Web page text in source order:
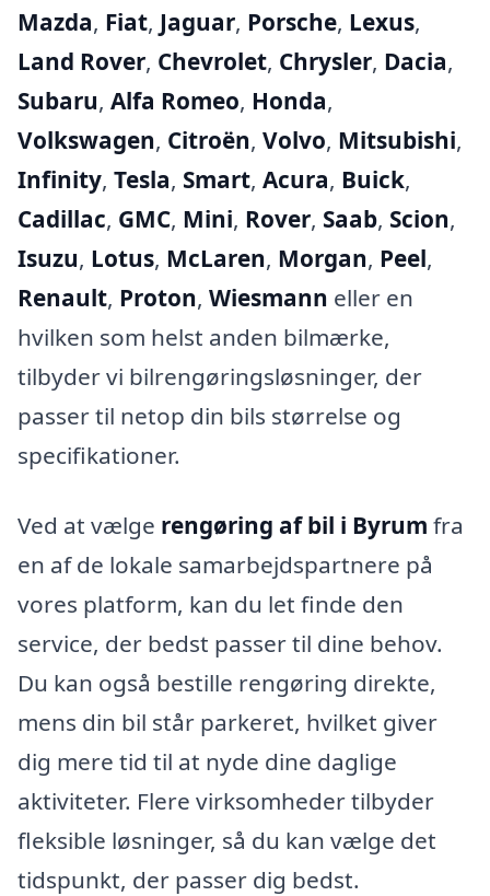
Mazda, Fiat, Jaguar, Porsche, Lexus,
Land Rover, Chevrolet, Chrysler, Dacia,
Subaru, Alfa Romeo, Honda,
Volkswagen, Citroën, Volvo, Mitsubishi,
Infinity, Tesla, Smart, Acura, Buick,
Cadillac, GMC, Mini, Rover, Saab, Scion,
Isuzu, Lotus, McLaren, Morgan, Peel,
Renault, Proton, Wiesmann eller en
hvilken som helst anden bilmærke,
tilbyder vi bilrengøringsløsninger, der
passer til netop din bils størrelse og
specifikationer.
Ved at vælge rengøring af bil i Byrum fra
en af de lokale samarbejdspartnere på
vores platform, kan du let finde den
service, der bedst passer til dine behov.
Du kan også bestille rengøring direkte,
mens din bil står parkeret, hvilket giver
dig mere tid til at nyde dine daglige
aktiviteter. Flere virksomheder tilbyder
fleksible løsninger, så du kan vælge det
tidspunkt, der passer dig bedst.